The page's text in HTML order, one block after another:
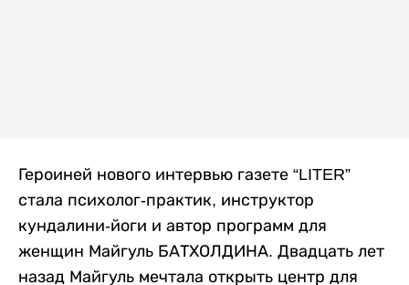
Героиней нового интервью газете “LITER”
стала психолог-практик, инструктор
кундалини-йоги и автор программ для
женщин Майгуль БАТХОЛДИНА. Двадцать лет
назад Майгуль мечтала открыть центр для